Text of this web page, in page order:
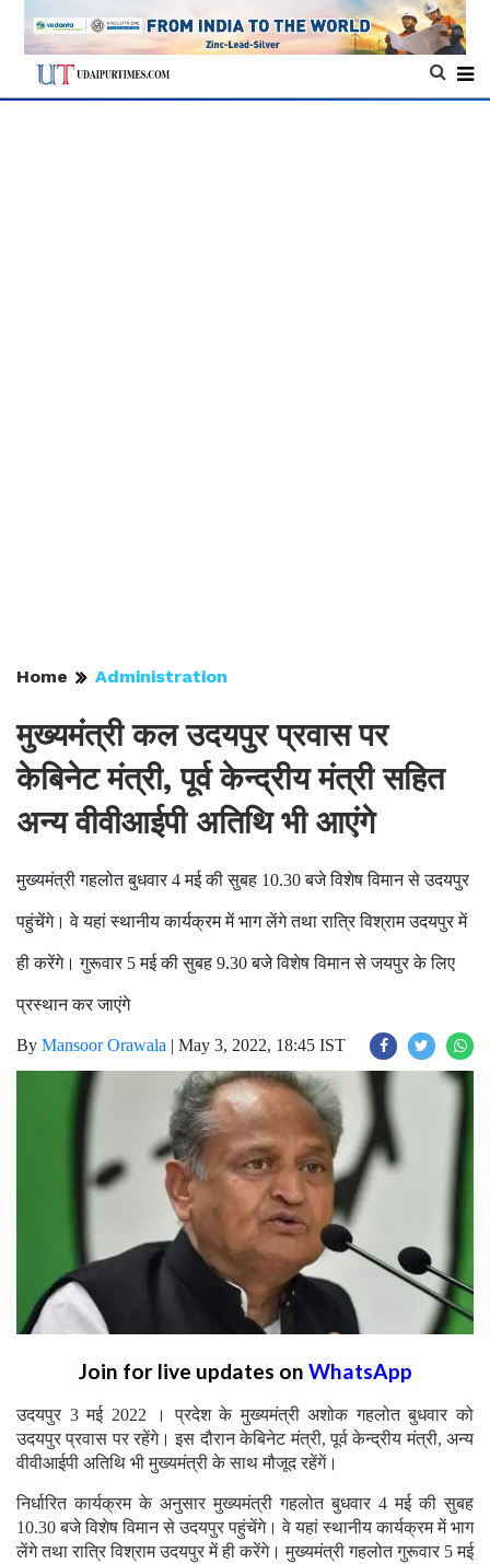
Home Administration
मुख्यमंत्री कल उदयपुर प्रवास पर
केबिनेट मंत्री, पूर्व केन्द्रीय मंत्री सहित
अन्य वीवीआईपी अतिथि भी आएंगे
मुख्यमंत्री गहलोत बुधवार 4 मई की सुबह 10.30 बजे विशेष विमान से उदयपुर
पहुंचेंगे। वे यहां स्थानीय कार्यक्रम में भाग लेंगे तथा रात्रि विश्राम उदयपुर में
ही करेंगे। गुरूवार 5 मई की सुबह 9.30 बजे विशेष विमान से जयपुर के लिए
प्रस्थान कर जाएंगे
By Mansoor Orawala | May 3, 2022, 18:45 IST
Join for live updates on WhatsApp
उदयपुर 3 मई 2022 । प्रदेश के मुख्यमंत्री अशोक गहलोत बुधवार को
उदयपुर प्रवास पर रहेंगे। इस दौरान केबिनेट मंत्री, पूर्व केन्द्रीय मंत्री, अन्य
वीवीआईपी अतिथि भी मुख्यमंत्री के साथ मौजूद रहेंगें।
निर्धारित कार्यक्रम के अनुसार मुख्यमंत्री गहलोत बुधवार 4 मई की सुबह
10.30 बजे विशेष विमान से उदयपुर पहुंचेंगे। वे यहां स्थानीय कार्यक्रम में भाग
लेंगे तथा रात्रि विश्राम उदयपुर में ही करेंगे। मुख्यमंत्री गहलोत गुरूवार 5 मई